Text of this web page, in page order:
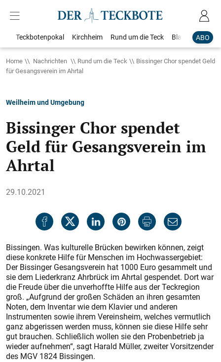
ABO
Teckbotenpokal Kirchheim Rund um die Teck Blaulicht
Home Nachrichten Rund um die Teck
Bissinger Chor spendet Geld
für Gesangsverein im Ahrtal
Weilheim und Umgebung
Bissinger Chor spendet
Geld für Gesangsverein im
Ahrtal
29.10.2021
Bissingen. Was kulturelle Brücken bewirken können, zeigt
diese konkrete Hilfe für Menschen im Hochwassergebiet:
Der Bissinger Gesangsverein hat 1000 Euro gesammelt und
sie dem Liederkranz Ahrbrück im Ahrtal gespendet. Dort war
die Freude über die unverhoffte Hilfe aus der Teckregion
groß. „Aufgrund der großen Schäden an ihren gesamten
Noten, dem Inventar wie dem Klavier und anderen
Instrumenten sowie ihrem Vereinsheim, welches vermutlich
ganz abgerissen werden muss, können sie diese Hilfe sehr
gut brauchen. Schließlich wollen sie den Probenbetrieb ja
wieder aufnehmen“, sagt Harald Müller, zweiter Vorsitzender
des MGV 1824 Bissingen.